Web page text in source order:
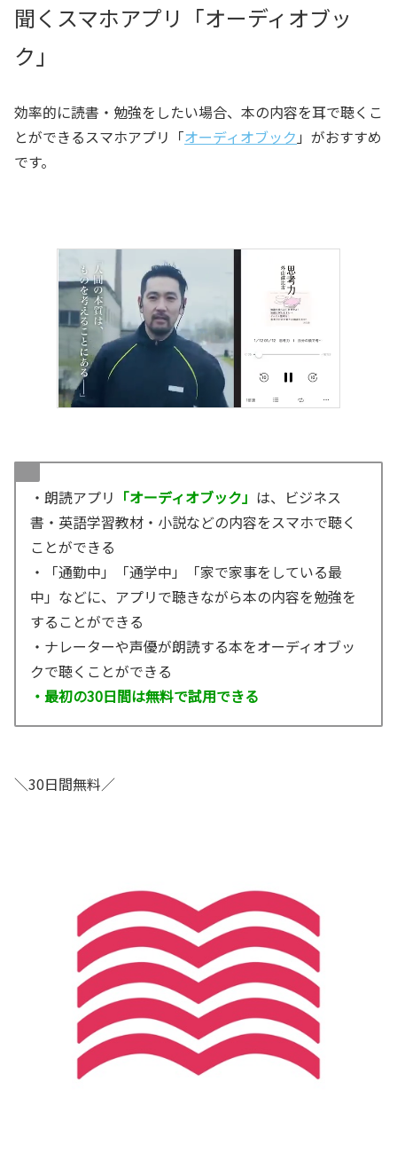
聞くスマホアプリ「オーディオブッ
ク」
効率的に読書・勉強をしたい場合、本の内容を耳で聴くこ
とができるスマホアプリ「オーディオブック 」がおすすめ
です。
・朗読アプリ 「オーディオブック」 は、ビジネス
書・英語学習教材・小説などの内容をスマホで聴く
ことができる
・「通勤中」「通学中」「家で家事をしている最
中」などに、アプリで聴きながら本の内容を勉強を
することができる
・ナレーターや声優が朗読する本をオーディオブッ
クで聴くことができる
・最初の30日間は無料で試用できる
＼30日間無料／